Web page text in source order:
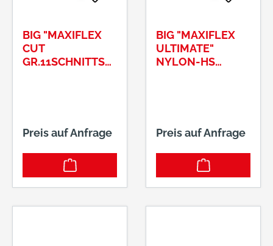
BIG "MAXIFLEX
CUT
GR.11SCHNITTSC
Preis auf Anfrage
BIG "MAXIFLEX
ULTIMATE"
NYLON-HS
Preis auf Anfrage